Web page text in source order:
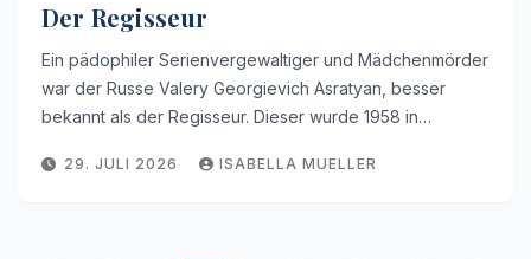
Der Regisseur
Ein pädophiler Serienvergewaltiger und Mädchenmörder
war der Russe Valery Georgievich Asratyan, besser
bekannt als der Regisseur. Dieser wurde 1958 in…
29. JULI 2026 ISABELLA MUELLER